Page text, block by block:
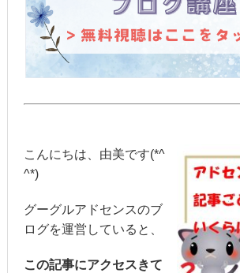
こんにちは、由美です(*^
^*)
グーグルアドセンスのブ
ログを運営していると、
この記事にアクセスきて